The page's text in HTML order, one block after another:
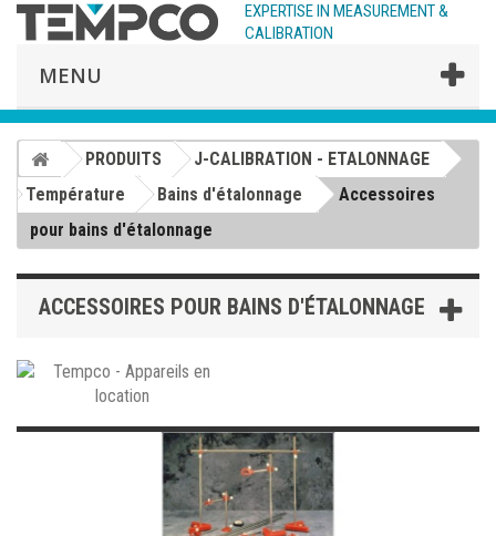
EXPERTISE IN MEASUREMENT &
CALIBRATION
MENU
PRODUITS
J-CALIBRATION - ETALONNAGE
Température
Bains d'étalonnage
Accessoires
pour bains d'étalonnage
ACCESSOIRES POUR BAINS D'ÉTALONNAGE